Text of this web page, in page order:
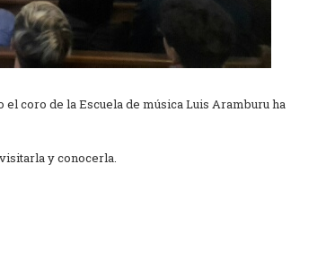
coro de la Escuela de música Luis Aramburu ha
y conocerla.